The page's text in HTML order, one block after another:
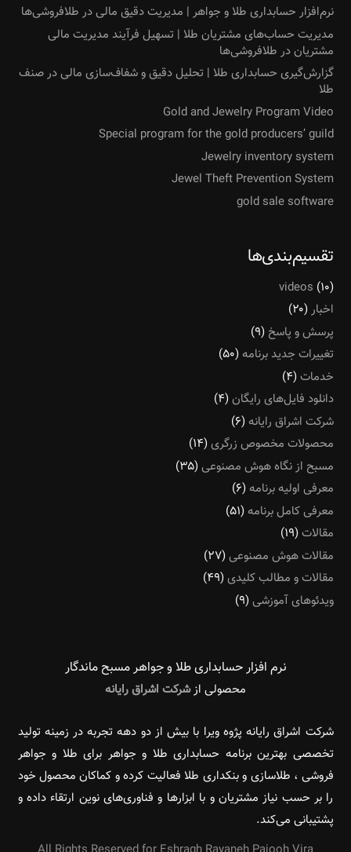
نرم‌افزار حسابداری طلا و جواهر | مدیریت دقیق مالی در طلافروشی‌ها
مدیریت حساب‌های مشتریان طلا | تسهیل فرآیند مدیریت مالی
مشتریان در طلافروشی‌ها
گزارش‌گیری حسابداری طلا | تحلیل دقیق و شفاف‌سازی مالی در صنف
طلا
Gold and Jewelry Program Video
Special program for the gold producers’ guild
Jewelry inventory system
Jewel Theft Prevention System
gold sale software
تقسیم‌بندی‌ها
videos (۱۰)
اخبار(۲۰)
پرسش و پاسخ (۹)
تغییرات جدید برنامه (۵۰)
خدمات(۴)
دانلود فایل‌های رایگان(۴)
شرکت اشراق رایانه (۶)
محصولات مخصوص زرگری(۱۴)
مسبح از نگاه هوش مصنوعی(۳۵)
معرفی اولیه برنامه (۶)
معرفی کامل برنامه (۵۱)
مقالات(۱۹)
مقالات هوش مصنوعی(۲۷)
مقالات و مطالب کلیدی(۴۹)
ویدئوهای آموزشی(۹)
نرم افزار حسابداری طلا و جواهر مسبح ماندگار‌
محصولی ازشرکت اشراق رایانه
شرکت اشراق رایانه پژوه ویرا با بیش از دو دهه تجربه در زمینه تولید
تخصصی بهترین برنامه حسابداری طلا و جواهر برای طلا و جواهر
فروشی ، طلاسازی و بنکداری طلا فعالیت کرده و کماکان محصول خود
را بر حسب نیاز مشتریان و با ابزارها و فناوری‌های نوین ارتقاء داده و
پشتیبانی می‌کند.